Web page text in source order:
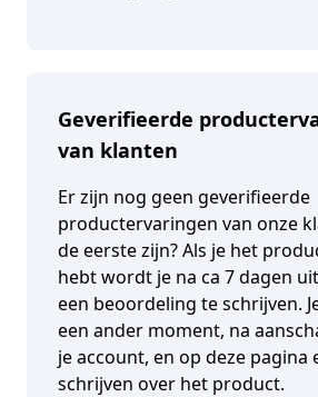
Geverifieerde
van klanten
Er zijn nog geen geverifieerde
productervaringen van onze
de eerste zijn? Als je het
hebt wordt je na ca 7 dagen
een beoordeling te schrijven.
een ander moment, na
je account, en op deze pagina
schrijven over het product.